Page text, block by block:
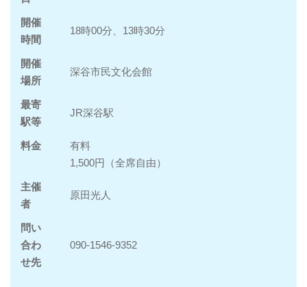
開催
時間
18時00分、13時30分
開催
場所
深谷市民文化会館
最寄
駅等
JR深谷駅
料金
有料
1,500円（全席自由）
主催
者
原田光人
問い
合わ
せ先
090-1546-9352